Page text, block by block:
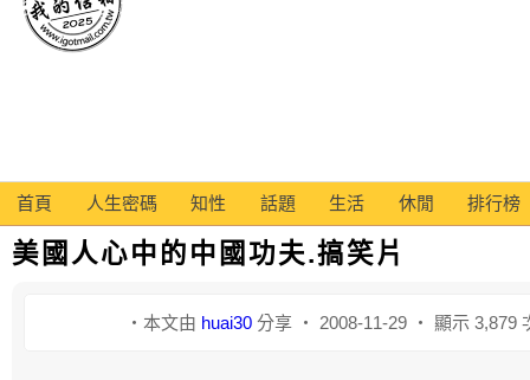
首頁 人生密碼 知性 話題 生活 休閒 排行榜
美國人心中的中國功夫.搞笑片
‧本文由 huai30 分享 ‧ 2008-11-29 ‧ 顯示